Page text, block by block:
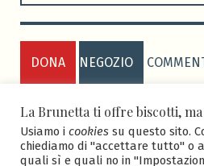
DONA NEGOZIO
PRIVACY POLICY COOKIE
La Brunetta ti offre biscotti,
Usiamo i cookies su questo sito.
chiediamo di "accettare tutto" o
quali sì e quali no in